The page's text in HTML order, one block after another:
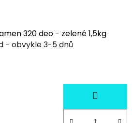
320 deo - zelené 1,5kg
- obvykle 3-5 dnů